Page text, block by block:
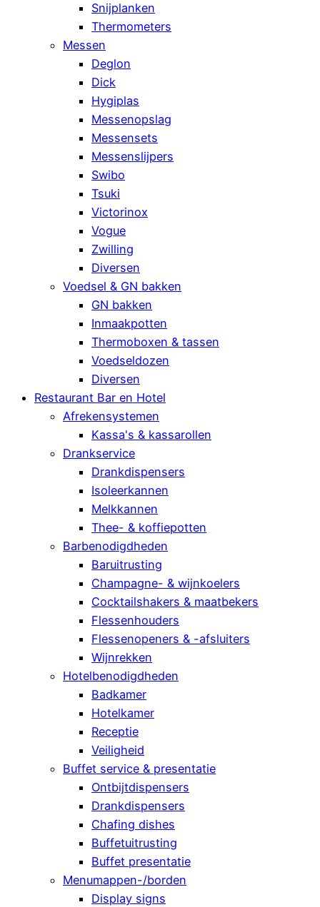
Snijplanken
Thermometers
Messen
Deglon
Dick
Hygiplas
Messenopslag
Messensets
Messenslijpers
Swibo
Tsuki
Victorinox
Vogue
Zwilling
Diversen
Voedsel & GN bakken
GN bakken
Inmaakpotten
Thermoboxen & tassen
Voedseldozen
Diversen
Restaurant Bar en Hotel
Afrekensystemen
Kassa's & kassarollen
Drankservice
Drankdispensers
Isoleerkannen
Melkkannen
Thee- & koffiepotten
Barbenodigdheden
Baruitrusting
Champagne- & wijnkoelers
Cocktailshakers & maatbekers
Flessenhouders
Flessenopeners & -afsluiters
Wijnrekken
Hotelbenodigdheden
Badkamer
Hotelkamer
Receptie
Veiligheid
Buffet service & presentatie
Ontbijtdispensers
Drankdispensers
Chafing dishes
Buffetuitrusting
Buffet presentatie
Menumappen-/borden
Display signs